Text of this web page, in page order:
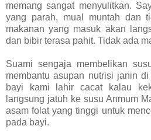
memang sangat menyulitkan.
yang parah, mual muntah dan
makanan yang masuk akan
dan bibir terasa pahit. Tidak ada
Suami sengaja membelikan
membantu asupan nutrisi janin
bayi kami lahir cacat kalau
langsung jatuh ke susu Anmum
asam folat yang tinggi untuk
pada bayi.